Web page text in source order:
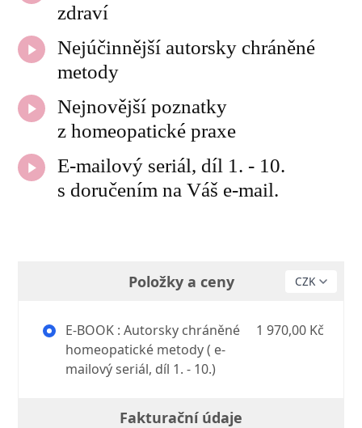
zdraví
Nejúčinnější autorsky chráněné
metody
Nejnovější poznatky
z homeopatické praxe
E-mailový seriál, díl 1. - 10.
s doručením na Váš e-mail.
Položky a ceny
E-BOOK : Autorsky chráněné
homeopatické metody ( e-
mailový seriál, díl 1. - 10.)
1 970,00 Kč
Fakturační údaje